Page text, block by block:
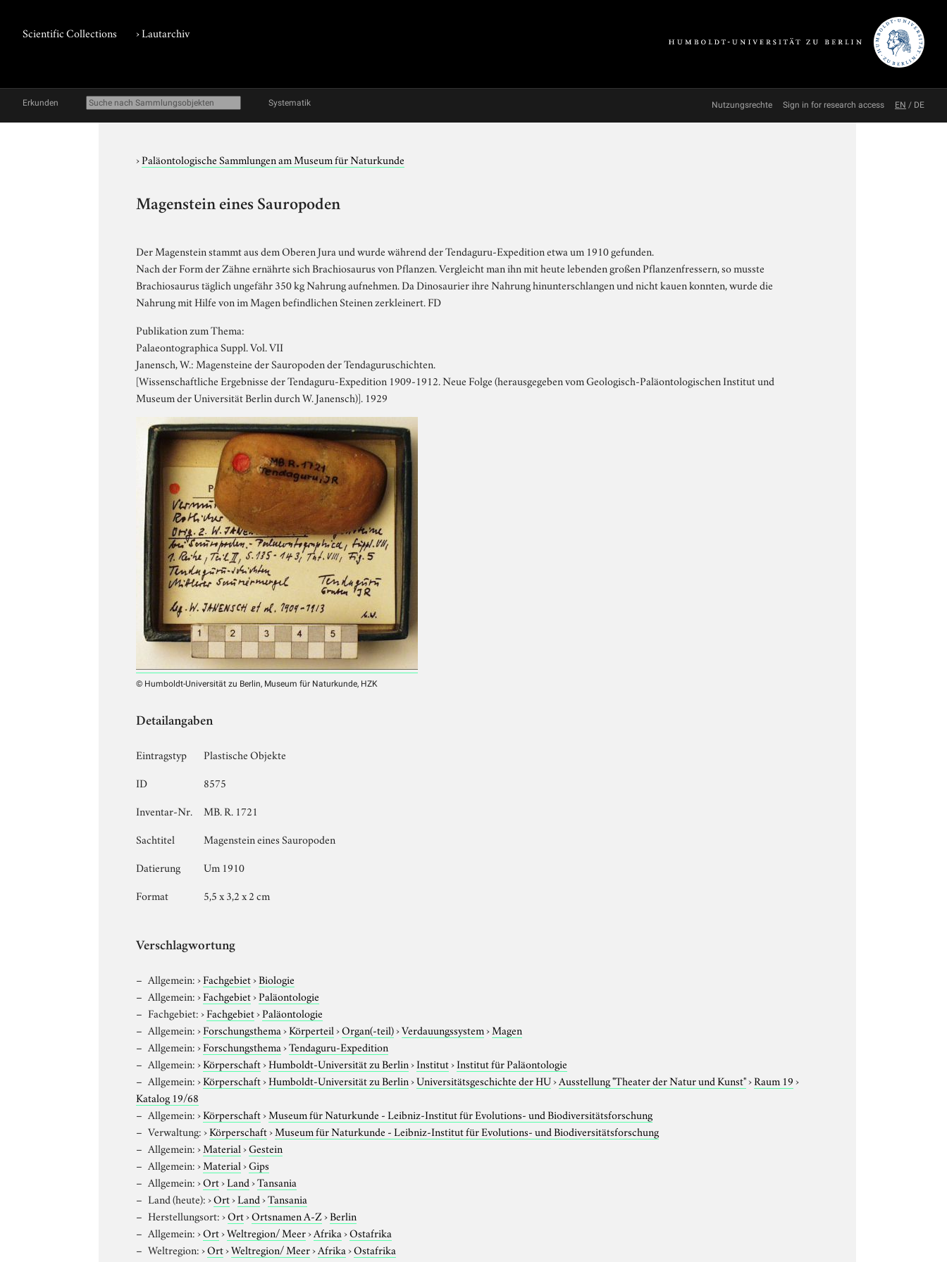
Scientific Collections ›Lautarchiv
Erkunden Systematik Nutzungsrechte Sign in for research access EN / DE
›Paläontologische Sammlungen am Museum für Naturkunde
Magenstein eines Sauropoden
Der Magenstein stammt aus dem Oberen Jura und wurde während der Tendaguru-Expedition etwa um 1910 gefunden.
Nach der Form der Zähne ernährte sich Brachiosaurus von Pflanzen. Vergleicht man ihn mit heute lebenden großen Pflanzenfressern, so musste
Brachiosaurus täglich ungefähr 350 kg Nahrung aufnehmen. Da Dinosaurier ihre Nahrung hinunterschlangen und nicht kauen konnten, wurde die
Nahrung mit Hilfe von im Magen befindlichen Steinen zerkleinert. FD
Publikation zum Thema:
Palaeontographica Suppl. Vol. VII
Janensch, W.: Magensteine der Sauropoden der Tendaguruschichten.
[Wissenschaftliche Ergebnisse der Tendaguru-Expedition 1909-1912. Neue Folge (herausgegeben vom Geologisch-Paläontologischen Institut und
Museum der Universität Berlin durch W. Janensch)]. 1929
© Humboldt-Universität zu Berlin, Museum für Naturkunde, HZK
Detailangaben
Eintragstyp
Plastische Objekte
ID
8575
Inventar-Nr.
MB. R. 1721
Sachtitel
Magenstein eines Sauropoden
Datierung
Um 1910
Format
5,5 x 3,2 x 2 cm
Verschlagwortung
Allgemein:›Fachgebiet›Biologie
Allgemein:›Fachgebiet›Paläontologie
Fachgebiet:›Fachgebiet›Paläontologie
Allgemein:›Forschungsthema›Körperteil›Organ(-teil)›Verdauungssystem›Magen
Allgemein:›Forschungsthema›Tendaguru-Expedition
Allgemein:›Körperschaft›Humboldt-Universität zu Berlin›Institut›Institut für Paläontologie
Allgemein:›Körperschaft›Humboldt-Universität zu Berlin›Universitätsgeschichte der HU›Ausstellung "Theater der Natur und Kunst"›Raum 19›
Katalog 19/68
Allgemein:›Körperschaft›Museum für Naturkunde - Leibniz-Institut für Evolutions- und Biodiversitätsforschung
Verwaltung:›Körperschaft›Museum für Naturkunde - Leibniz-Institut für Evolutions- und Biodiversitätsforschung
Allgemein:›Material›Gestein
Allgemein:›Material›Gips
Allgemein:›Ort›Land›Tansania
Land (heute):›Ort›Land›Tansania
Herstellungsort:›Ort›Ortsnamen A-Z›Berlin
Allgemein:›Ort›Weltregion/ Meer›Afrika›Ostafrika
Weltregion:›Ort›Weltregion/ Meer›Afrika›Ostafrika